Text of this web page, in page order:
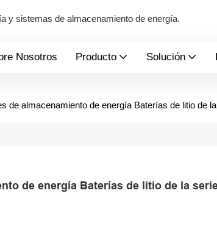
y sistemas de almacenamiento de energía.
Nosotros Producto Solución
de almacenamiento de energía Baterías de litio de
de energía Baterías de litio de la